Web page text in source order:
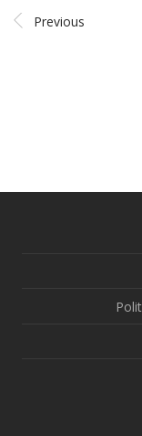
Previous